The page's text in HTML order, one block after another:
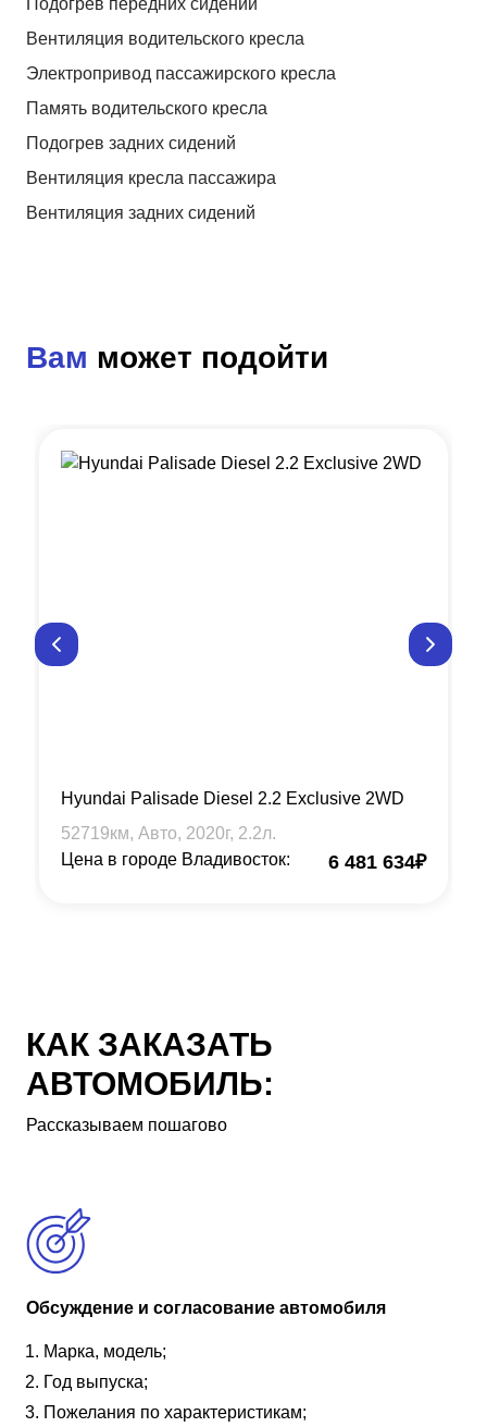
Вентиляция водительского кресла
Электропривод пассажирского кресла
Память водительского кресла
Подогрев задних сидений
Вентиляция кресла пассажира
Вентиляция задних сидений
Вам может подойти
Hyundai Palisade Diesel 2.2 Exclusive 2WD
52719км, Авто, 2020г, 2.2л.
Цена в городе Владивосток:
6 481 634₽
КАК ЗАКАЗАТЬ
АВТОМОБИЛЬ:
Рассказываем пошагово
Обсуждение и согласование автомобиля
Марка, модель;
Год выпуска;
Пожелания по характеристикам;